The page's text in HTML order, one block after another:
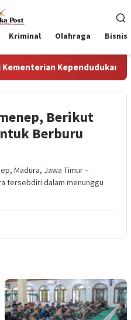
Kriminal Olahraga Bisnis
Kependudukan Dan
Berikut
Berburu
Madura, Jawa Timur –
tersebdiri dalam menunggu